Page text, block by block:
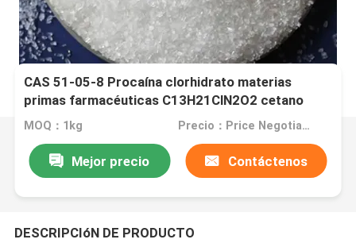
CAS 51-05-8 Procaína clorhidrato materias
primas farmacéuticas C13H21ClN2O2 cetano
MOQ：1kg Precio：Price Negotiable
Mejor precio Contáctenos
DESCRIPCIóN DE PRODUCTO